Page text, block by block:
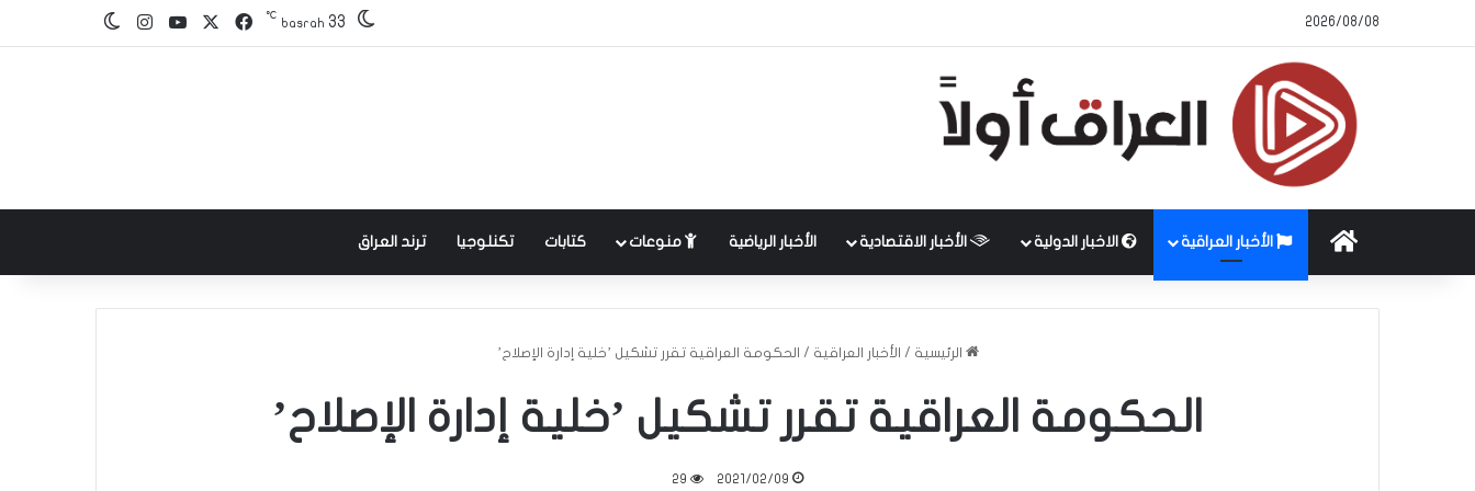
2026/08/08
basrah 33
℃ فيسبوك‫YouTube
انستقرامالوضع المظلم
الرئيسية الأخبار العراقية الاخبار الدولية الأخبار الاقتصادية الأخبار الرياضية منوعات كتابات تكنلوجيا ترند العراق
الرئيسية / الأخبار العراقية / الحكومة العراقية تقرر تشكيل ’خلية إدارة الإصلاح’
الحكومة العراقية تقرر تشكيل ’خلية إدارة الإصلاح’
2021/02/09
29